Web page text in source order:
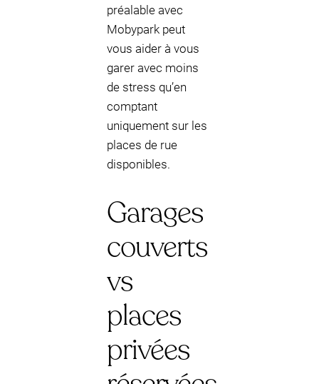
préalable avec
Mobypark peut
vous aider à vous
garer avec moins
de stress qu’en
comptant
uniquement sur les
places de rue
disponibles.
Garages
couverts
vs
places
privées